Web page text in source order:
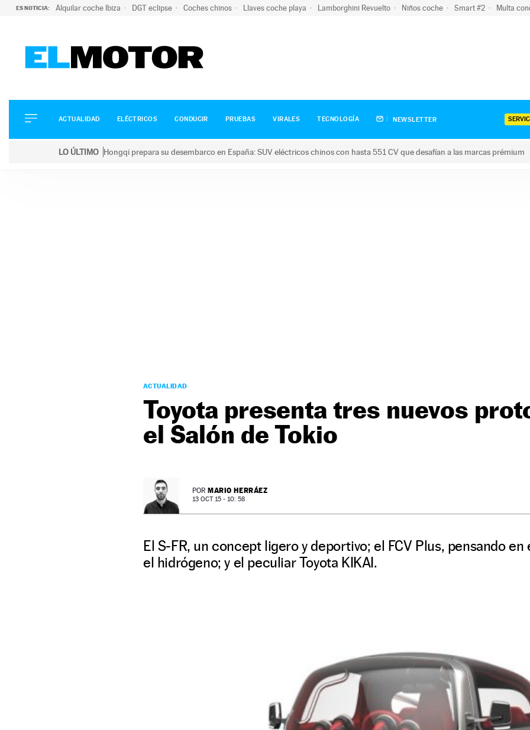
ES NOTICIA: Alquilar coche Ibiza DGT eclipse Coches chinos Llaves coche playa Lamborghini Revuelto Niños coche Smart #2 Multa
ELÉCTRICOS
CONDUCIR
ACTUALIDAD ELÉCTRICOS CONDUCIR PRUEBAS VIRALES TECNOLOGÍA NEWSLETTER
LO ÚLTIMO Hongqi prepara su desembarco en España: SUV eléctricos chinos con hasta 551 CV que desafían a las marcas prémium
ACTUALIDAD
Toyota presenta tres nuevos
el Salón de Tokio
POR MARIO HERRÁEZ
13 OCT 15 - 10: 58
El S-FR, un concept ligero y deportivo; el FCV Plus, pensando en
el hidrógeno; y el peculiar Toyota KIKAI.